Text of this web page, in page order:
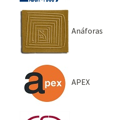
Anáforas
APEX